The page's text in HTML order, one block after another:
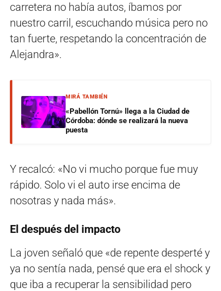
carretera no había autos, íbamos por
nuestro carril, escuchando música pero no
tan fuerte, respetando la concentración de
Alejandra».
MIRÁ TAMBIÉN
«Pabellón Tornú» llega a la Ciudad de
Córdoba: dónde se realizará la nueva
puesta
Y recalcó: «No vi mucho porque fue muy
rápido. Solo vi el auto irse encima de
nosotras y nada más».
El después del impacto
La joven señaló que «de repente desperté y
ya no sentía nada, pensé que era el shock y
que iba a recuperar la sensibilidad pero